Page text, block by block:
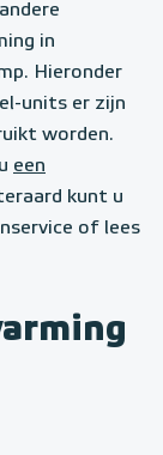
in
Hieronder
units er zijn
worden.
een
kunt u
of lees